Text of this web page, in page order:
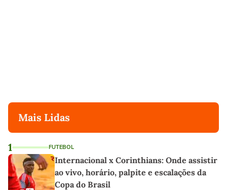
Mais Lidas
1 FUTEBOL
Internacional x Corinthians: Onde assistir
ao vivo, horário, palpite e escalações da
Copa do Brasil